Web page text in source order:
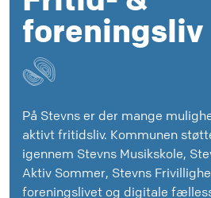
foreningsliv
På Stevns er der mange
aktivt fritidsliv. Kommunen
igennem Stevns Musikskole,
Aktiv Sommer, Stevns
foreningslivet og digitale